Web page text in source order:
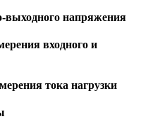
выходного напряжения
входного и
тока нагрузки